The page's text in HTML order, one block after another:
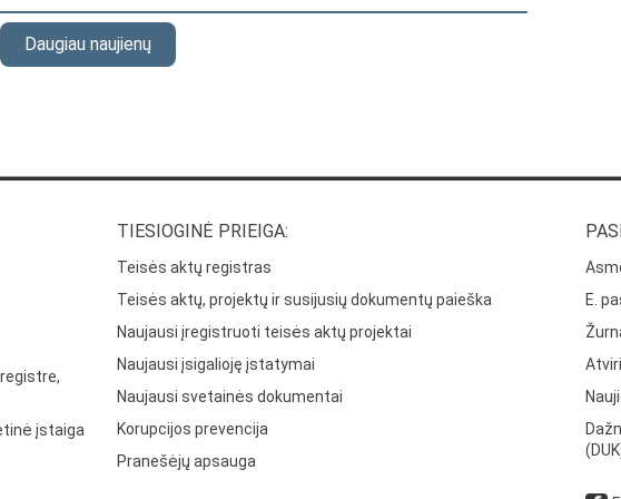
Daugiau naujienų
įstaiga
TIESIOGINĖ PRIEIGA:
Teisės aktų registras
Teisės aktų, projektų ir susijusių dokumentų paieška
Naujausi įregistruoti teisės aktų projektai
Naujausi įsigalioję įstatymai
Naujausi svetainės dokumentai
Korupcijos prevencija
Pranešėjų apsauga
E.